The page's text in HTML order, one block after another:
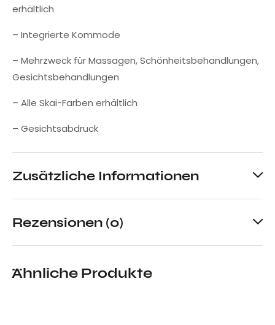
erhältlich
– Integrierte Kommode
– Mehrzweck für Massagen, Schönheitsbehandlungen,
Gesichtsbehandlungen
– Alle Skai-Farben erhältlich
– Gesichtsabdruck
Zusätzliche Informationen
Rezensionen (0)
Ähnliche Produkte